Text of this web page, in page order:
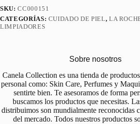
SKU:CC000151
CATEGORÍAS: CUIDADO DE PIEL, LA
LIMPIADORES
Sobre nosotros
Canela Collection es una tienda de
personal como: Skin Care, Perfumes y
sentirte bien. Te asesoramos de forma
buscamos los productos que necesitas.
distribuimos son mundialmente reconocidas
del mercado. Todos nuestros productos